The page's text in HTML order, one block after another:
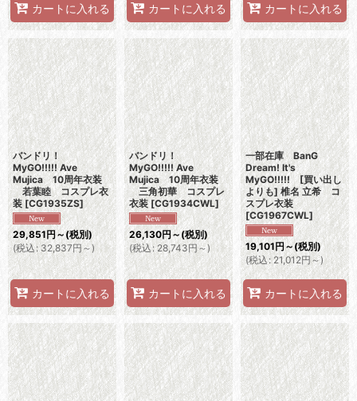
カートに入れる カートに入れる カートに入れる
バンドリ！
MyGO!!!!! Ave
Mujica 10周年衣装
若葉睦 コスプレ衣
装 [CG1935ZS]
29,851円～(税別)
(税込: 32,837円～)
カートに入れる
バンドリ！
MyGO!!!!! Ave
Mujica 10周年衣装
三角初華 コスプレ
衣装 [CG1934CWL]
26,130円～(税別)
(税込: 28,743円～)
カートに入れる
一部在庫 BanG
Dream! It's
MyGO!!!!! [買い出し
よりも] 椎名 立希 コ
スプレ衣装
[CG1967CWL]
19,101円～(税別)
(税込 : 21,012円 ～)
カートに入れる